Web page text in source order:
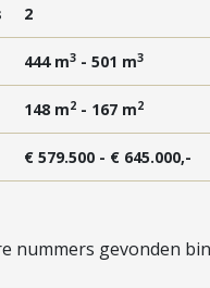
veel voorzieningen.
en comfort waar
In Vestibule komt
groottes.
zijn hoogwaardig
2
444 m3 - 501 m3
148 m2 - 167 m2
€ 579.500 - € 645.000,-
nummers gevonden